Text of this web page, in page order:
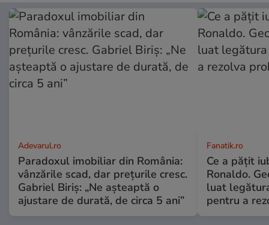
Adevarul.ro
Paradoxul imobiliar din România:
vânzările scad, dar prețurile cresc.
Gabriel Biriș: „Ne așteaptă o
ajustare de durată, de circa 5 ani”
Fanatik.ro
Ce a pățit
Ronaldo.
luat
pentru a